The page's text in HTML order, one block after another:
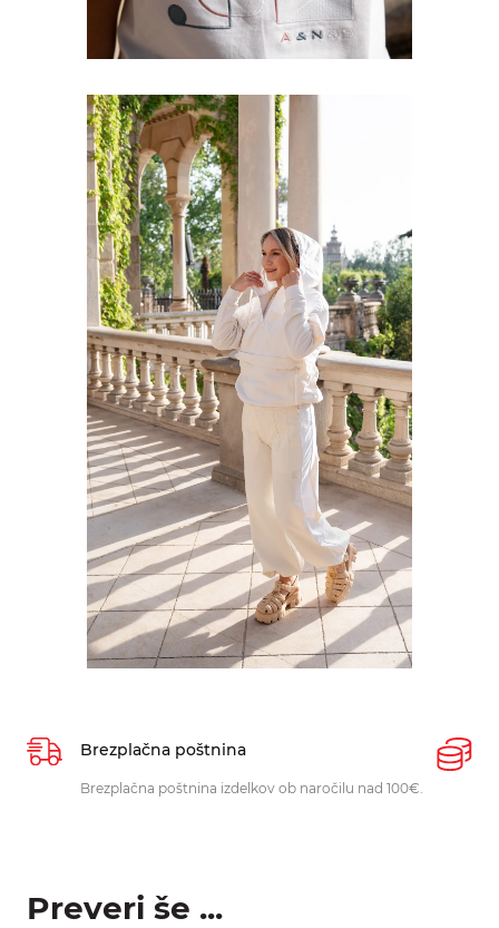
Brezplačna poštnina
Brezplačna poštnina izdelkov ob naročilu nad 100€.
Preveri še ...